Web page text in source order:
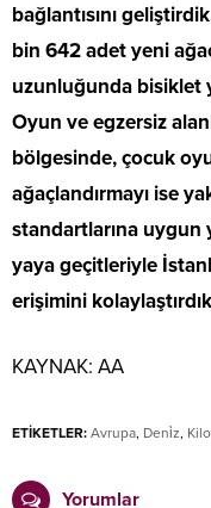
bağlantısını
bin 642 adet yeni
uzunluğunda bisiklet
Oyun ve egzersiz
bölgesinde, çocuk
ağaçlandırmayı ise
standartlarına uygun
yaya geçitleriyle
erişimini
KAYNAK: AA
ETİKETLER: Avrupa, Deni̇z,
Yorumlar